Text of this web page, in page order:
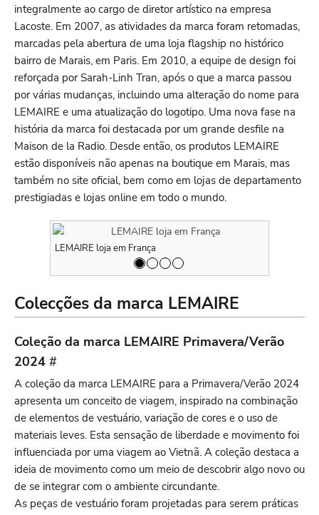
integralmente ao cargo de diretor artístico na empresa
Lacoste. Em 2007, as atividades da marca foram retomadas,
marcadas pela abertura de uma loja flagship no histórico
bairro de Marais, em Paris. Em 2010, a equipe de design foi
reforçada por Sarah-Linh Tran, após o que a marca passou
por várias mudanças, incluindo uma alteração do nome para
LEMAIRE e uma atualização do logotipo. Uma nova fase na
história da marca foi destacada por um grande desfile na
Maison de la Radio. Desde então, os produtos LEMAIRE
estão disponíveis não apenas na boutique em Marais, mas
também no site oficial, bem como em lojas de departamento
prestigiadas e lojas online em todo o mundo.
LEMAIRE loja em França
Colecções da marca LEMAIRE
Coleção da marca LEMAIRE Primavera/Verão
2024 #
A coleção da marca LEMAIRE para a Primavera/Verão 2024
apresenta um conceito de viagem, inspirado na combinação
de elementos de vestuário, variação de cores e o uso de
materiais leves. Esta sensação de liberdade e movimento foi
influenciada por uma viagem ao Vietnã. A coleção destaca a
ideia de movimento como um meio de descobrir algo novo ou
de se integrar com o ambiente circundante.
As peças de vestuário foram projetadas para serem práticas